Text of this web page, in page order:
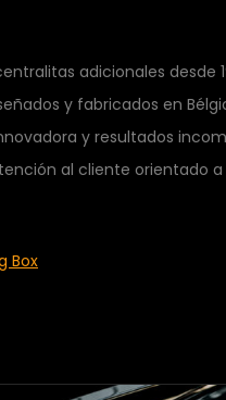
adicionales desde
y fabricados en
y resultados
al cliente orientado a
Box